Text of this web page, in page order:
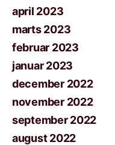
april 2023
marts 2023
februar 2023
januar 2023
december 2022
november 2022
september 2022
august 2022